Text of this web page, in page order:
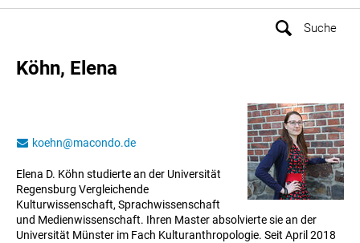
Köhn, Elena
koehn@macondo.de
Elena D. Köhn studierte an der Universität
Regensburg Vergleichende
Kulturwissenschaft, Sprachwissenschaft
und Medienwissenschaft. Ihren Master absolvierte sie an der
Universität Münster im Fach Kulturanthropologie. Seit April 2018